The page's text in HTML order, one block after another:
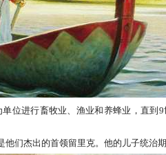
位进行畜牧业、渔业和养蜂业，直到
们杰出的首领留里克。他的儿子统治